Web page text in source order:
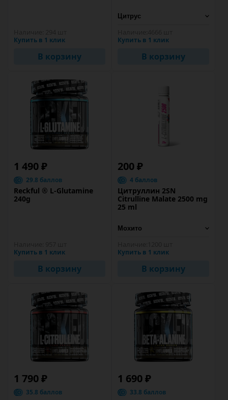
Купить в 1 клик
В корзину
Купить в 1 клик
В корзину
1 490 ₽
29.8 баллов
Reckful ® L-Glutamine
240g
Купить в 1 клик
В корзину
200 ₽
4 баллов
Цитруллин 2SN
Citrulline Malate 2500 mg
25 ml
Купить в 1 клик
В корзину
1 790 ₽
35.8 баллов
1 690 ₽
33.8 баллов